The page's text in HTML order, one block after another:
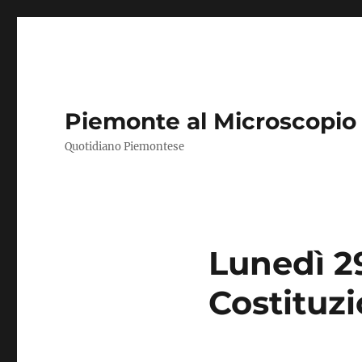
Piemonte al Microscopio
Quotidiano Piemontese
Lunedì